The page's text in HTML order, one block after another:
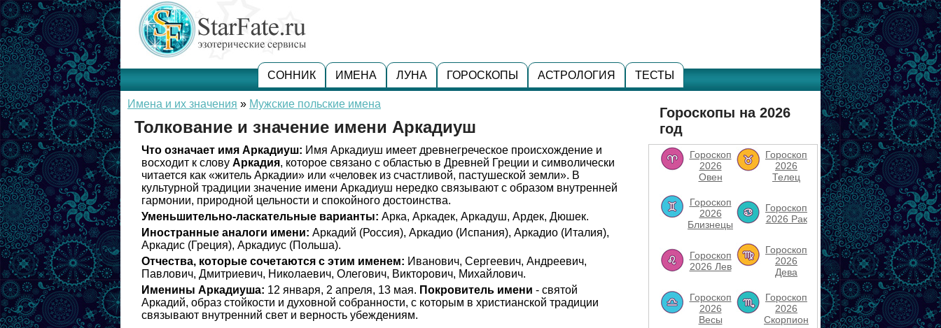
СОННИК ИМЕНА ЛУНА ГОРОСКОПЫ АСТРОЛОГИЯ ТЕСТЫ
Имена и их значения » Мужские польские имена
Толкование и значение имени Аркадиуш
Что означает имя Аркадиуш: Имя Аркадиуш имеет древнегреческое происхождение и
восходит к слову Аркадия, которое связано с областью в Древней Греции и символически
читается как «житель Аркадии» или «человек из счастливой, пастушеской земли». В
культурной традиции значение имени Аркадиуш нередко связывают с образом внутренней
гармонии, природной цельности и спокойного достоинства.
Уменьшительно-ласкательные варианты: Арка, Аркадек, Аркадуш, Ардек, Дюшек.
Иностранные аналоги имени: Аркадий (Россия), Аркадио (Испания), Аркадио (Италия),
Аркадис (Греция), Аркадиус (Польша).
Отчества, которые сочетаются с этим именем: Иванович, Сергеевич, Андреевич,
Павлович, Дмитриевич, Николаевич, Олегович, Викторович, Михайлович.
Именины Аркадиуша: 12 января, 2 апреля, 13 мая. Покровитель имени - святой
Аркадий, образ стойкости и духовной собранности, с которым в христианской традиции
связывают внутренний свет и верность убеждениям.
Гороскопы на 2026
год
Гороскоп
2026
Овен
Гороскоп
2026
Телец
Гороскоп
2026
Близнецы
Гороскоп
2026 Рак
Гороскоп
2026 Лев
Гороскоп
2026
Дева
Гороскоп
2026
Весы
Гороскоп
2026
Скорпион